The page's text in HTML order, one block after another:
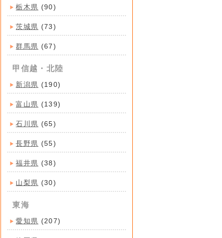
栃木県 (90)
茨城県 (73)
群馬県 (67)
甲信越・北陸
新潟県 (190)
富山県 (139)
石川県 (65)
長野県 (55)
福井県 (38)
山梨県 (30)
東海
愛知県 (207)